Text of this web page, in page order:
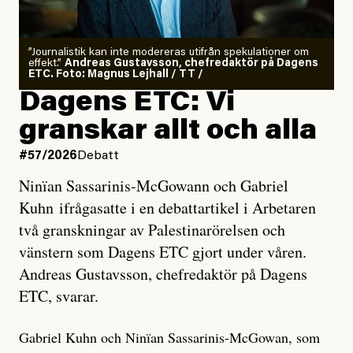
”Journalistik kan inte modereras utifrån spekulationer om
effekt.” Andreas Gustavsson, chefredaktör på Dagens
ETC. Foto: Magnus Lejhall / TT /
Dagens ETC: Vi
granskar allt och alla
#57/2026 Debatt
Ninïan Sassarinis-McGowann och Gabriel
Kuhn ifrågasatte i en debattartikel i Arbetaren
två granskningar av Palestinarörelsen och
vänstern som Dagens ETC gjort under våren.
Andreas Gustavsson, chefredaktör på Dagens
ETC, svarar.
Gabriel Kuhn och Ninïan Sassarinis-McGowan, som